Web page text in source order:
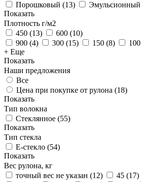
Порошковый (13) Эмульсионный
Показать
Плотность г/м2
450 (13) 600 (10)
900 (4) 300 (15) 150 (8) 100
+ Еще
Показать
Наши предложения
Все
Цена при покупке от рулона (18)
Показать
Тип волокна
Стеклянное (55)
Показать
Тип стекла
Е-стекло (54)
Показать
Вес рулона, кг
точный вес не указан (12) 45 (17)